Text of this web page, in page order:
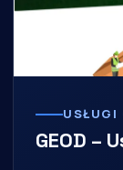
USŁUGI
GEOD –